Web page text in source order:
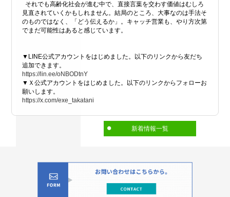
それでも高齢化社会が進む中で、直接言葉を交わす価値はむしろ
見直されていくかもしれません。結局のところ、大事なのは手法そ
のものではなく、「どう伝えるか」。キャッチ営業も、やり方次第
でまだ可能性はあると感じています。
▼LINE公式アカウントをはじめました。以下のリンクから友だち
追加できます。
https://lin.ee/oNBODtnY
▼Ｘ公式アカウントをはじめました。以下のリンクからフォローお
願いします。
https://x.com/exe_takatani
新着情報一覧